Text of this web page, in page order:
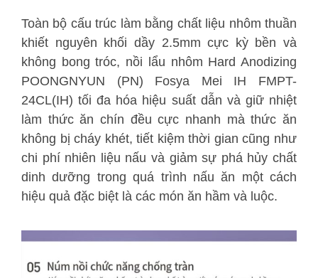
Toàn bộ cấu trúc làm bằng chất liệu nhôm thuần
khiết nguyên khối dầy 2.5mm cực kỳ bền và
không bong tróc, nồi lẩu nhôm Hard Anodizing
POONGNYUN (PN) Fosya Mei IH FMPT-
24CL(IH) tối đa hóa hiệu suất dẫn và giữ nhiệt
làm thức ăn chín đều cực nhanh mà thức ăn
không bị cháy khét, tiết kiệm thời gian cũng như
chi phí nhiên liệu nấu và giảm sự phá hủy chất
dinh dưỡng trong quá trình nấu ăn một cách
hiệu quả đặc biệt là các món ăn hầm và luộc.